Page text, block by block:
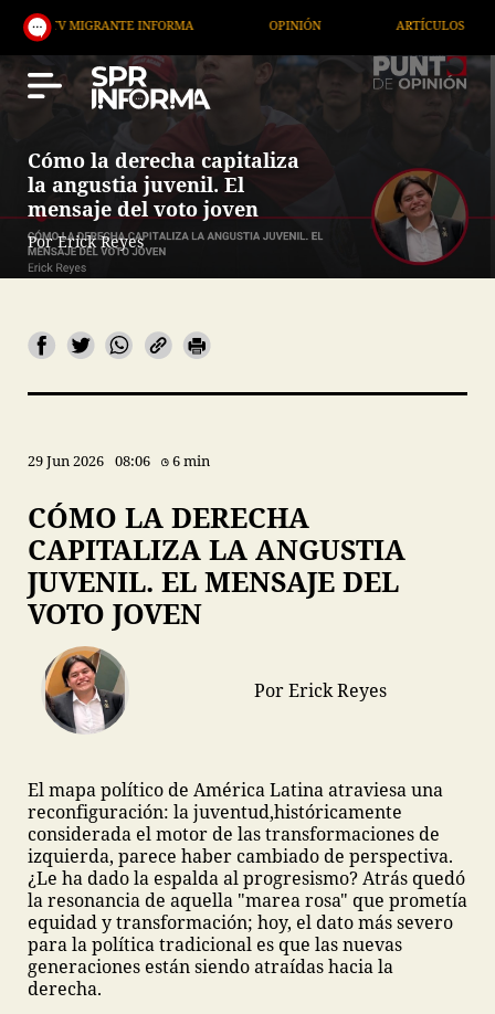
INFORMA OPINIÓN ARTÍCULOS ARTE /
Cómo la derecha capitaliza
la angustia juvenil. El
mensaje del voto joven
Por Erick Reyes
29 Jun 2026 08:06 6 min
CÓMO LA DERECHA
CAPITALIZA LA ANGUSTIA
JUVENIL. EL MENSAJE DEL
VOTO JOVEN
Por Erick Reyes
El mapa político de América Latina atraviesa una
reconfiguración: la juventud,históricamente
considerada el motor de las transformaciones de
izquierda, parece haber cambiado de perspectiva.
¿Le ha dado la espalda al progresismo? Atrás quedó
la resonancia de aquella "marea rosa" que prometía
equidad y transformación; hoy, el dato más severo
para la política tradicional es que las nuevas
generaciones están siendo atraídas hacia la
derecha.